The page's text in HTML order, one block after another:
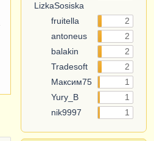
LizkaSosiska
fruitella
2
antoneus
2
balakin
2
Tradesoft
2
Максим75
1
Yury_B
1
nik9997
1